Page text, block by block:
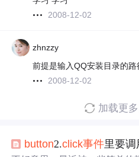
2008-12-02
zhnzzy
前提是输入QQ安装目录的路
2008-12-02
加载更多
button2.click事件里要调